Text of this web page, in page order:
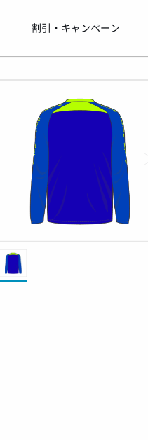
割引・キャンペーン